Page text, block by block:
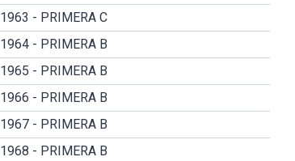
1963 - PRIMERA C
1964 - PRIMERA B
1965 - PRIMERA B
1966 - PRIMERA B
1967 - PRIMERA B
1968 - PRIMERA B